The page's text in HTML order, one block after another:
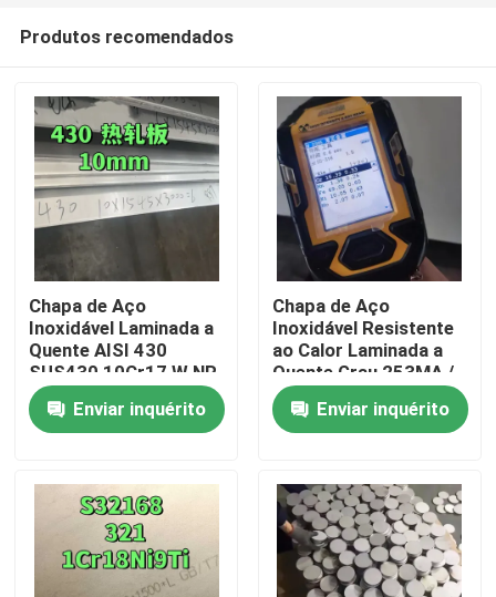
Para casa
Produtos
Vídeos
Sobre nós
Produtos recomendados
Chapa de Aço
Inoxidável Laminada a
Quente AISI 430
SUS430 10Cr17 W.NR
1.4016 Superfície
NO.1 10*1500*6000
Enviar inquérito
Chapa de Aço
Inoxidável Resistente
ao Calor Laminada a
Quente Grau 253MA /
S30815 com
Superfície Decapada
Enviar inquérito